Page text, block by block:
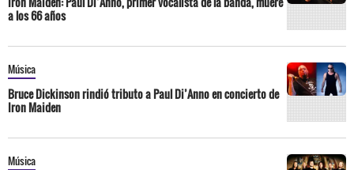
a los 66 años
Música
Bruce Dickinson rindió tributo a Paul Di’Anno en concierto de
Iron Maiden
Música